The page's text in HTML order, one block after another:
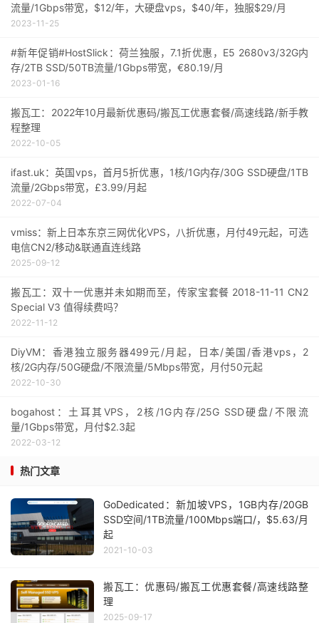
流量/1Gbps带宽，$12/年，大硬盘vps，$40/年，独服$29/月
2023-11-25
#新年促销#HostSlick：荷兰独服，7.1折优惠，E5 2680v3/32G内
存/2TB SSD/50TB流量/1Gbps带宽，€80.19/月
2023-01-16
搬瓦工：2022年10月最新优惠码/搬瓦工优惠套餐/高速线路/新手教
程整理
2022-10-05
ifast.uk：英国vps，首月5折优惠，1核/1G内存/30G SSD硬盘/1TB
流量/2Gbps带宽，£3.99/月起
2022-07-04
vmiss：新上日本东京三网优化VPS，八折优惠，月付49元起，可选
电信CN2/移动&联通直连线路
2025-09-12
搬瓦工：双十一优惠并未如期而至，传家宝套餐 2018-11-11 CN2
Special V3 值得续费吗？
2022-11-12
DiyVM：香港独立服务器499元/月起，日本/美国/香港vps，2
核/2G内存/50G硬盘/不限流量/5Mbps带宽，月付50元起
2022-10-30
bogahost：土耳其VPS，2核/1G内存/25G SSD硬盘/不限流
量/1Gbps带宽，月付$2.3起
2022-03-12
热门文章
GoDedicated：新加坡VPS，1GB内存/20GB
SSD空间/1TB流量/100Mbps端口/，$5.63/月
起
2021-10-03
搬瓦工：优惠码/搬瓦工优惠套餐/高速线路整
理
2025-09-17